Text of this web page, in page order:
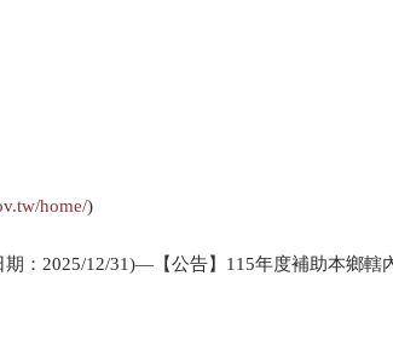
home/)
：2025/12/31)—【公告】115年度補助本鄉轄